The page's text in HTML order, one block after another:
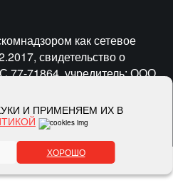
как сетевое
свидетельство о
71864, учредитель: ООО
Ермошин С.Н.,
editor@metro-set.ru
(3466) 67-89-11
И ПРИМЕНЯЕМ ИХ В
ХОРОШО